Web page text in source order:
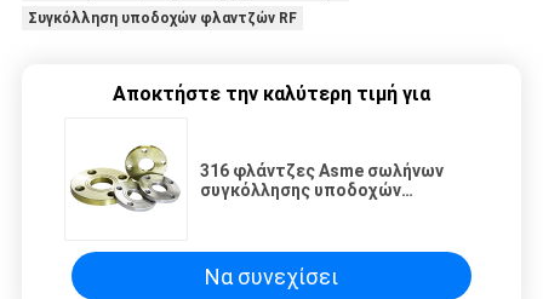
Συγκόλληση υποδοχών φλαντζών RF
Αποκτήστε την καλύτερη τιμή για
316 φλάντζες Asme σωλήνων
συγκόλλησης υποδοχών
ελαίου
Να συνεχίσει